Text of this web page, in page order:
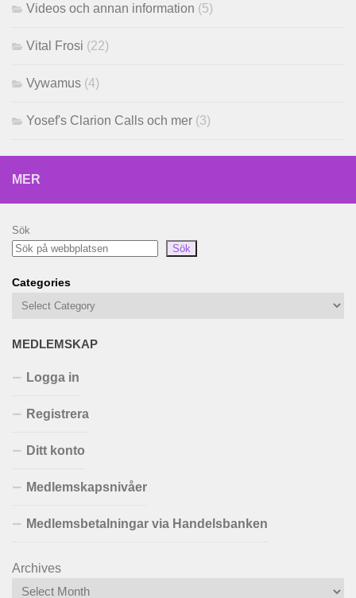
Videos och annan information (5)
Vital Frosi (22)
Vywamus (4)
Yosef's Clarion Calls och mer (3)
MER
Sök
Sök
Categories
MEDLEMSKAP
Logga in
Registrera
Ditt konto
Medlemskapsnivåer
Medlemsbetalningar via Handelsbanken
Archives